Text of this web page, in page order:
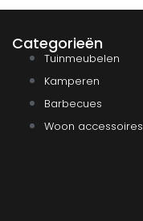
Categorieën
Tuinmeubelen
Kamperen
Barbecues
Woon accessoires